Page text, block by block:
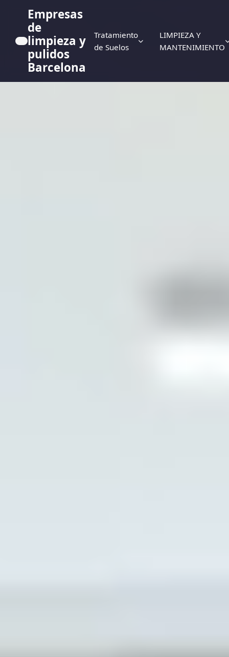
Empresas
de
limpieza y
pulidos
Barcelona
Tratamiento
de Suelos
LIMPIEZA Y
MANTENIMIENTO